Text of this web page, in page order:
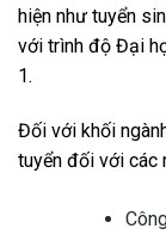
hiện như tuyển
với trình độ Đại
1.
Đối với khối
tuyển đối với các